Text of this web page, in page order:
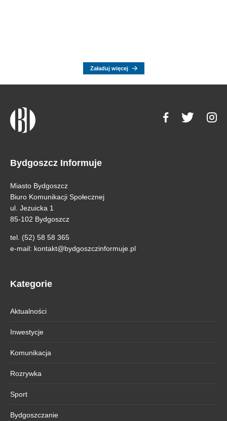
Załaduj więcej
Bydgoszcz Informuje
Miasto Bydgoszcz
Biuro Komunikacji Społecznej
ul. Jezuicka 1
85-102 Bydgoszcz
tel. (52) 58 58 365
e-mail: kontakt@bydgoszczinformuje.pl
Kategorie
Aktualności
Inwestycje
Komunikacja
Rozrywka
Sport
Bydgoszczanie